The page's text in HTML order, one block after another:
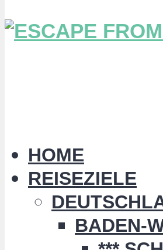
HOME
REISEZIELE
BADEN-